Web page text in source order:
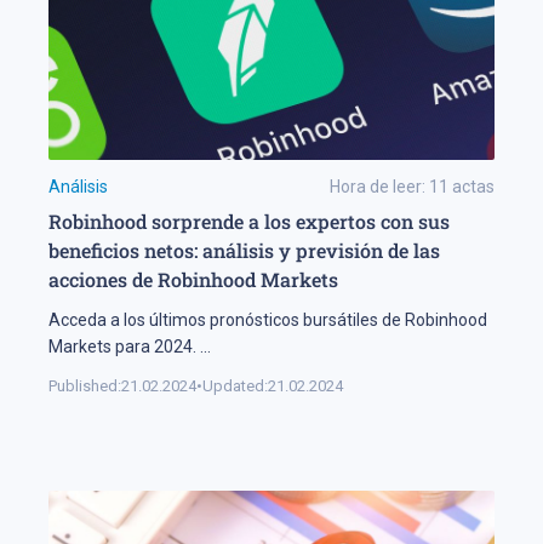
Análisis Hora de leer: 11 actas
Robinhood sorprende a los expertos con sus
beneficios netos: análisis y previsión de las
acciones de Robinhood Markets
Acceda a los últimos pronósticos bursátiles de Robinhood
Markets para 2024.
Published:21.02.2024•Updated:21.02.2024